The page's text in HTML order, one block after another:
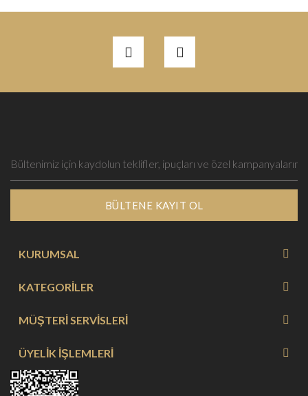
BÜLTENE KAYIT OL
KURUMSAL
KATEGORİLER
MÜŞTERİ SERVİSLERİ
ÜYELİK İŞLEMLERİ